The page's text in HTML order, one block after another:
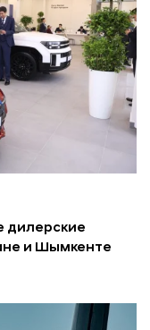
дилерские
и Шымкенте